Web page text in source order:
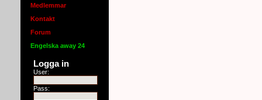
Medlemmar
Kontakt
Forum
Engelska away 24
Logga in
User:
Pass: